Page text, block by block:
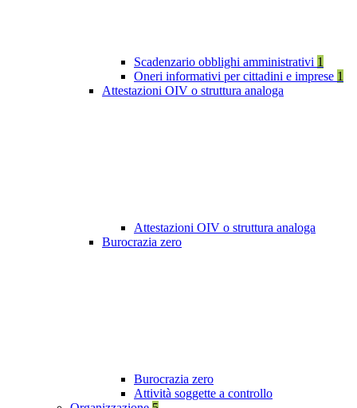
Scadenzario obblighi amministrativi 1
Oneri informativi per cittadini e imprese 1
Attestazioni OIV o struttura analoga
Attestazioni OIV o struttura analoga
Burocrazia zero
Burocrazia zero
Attività soggette a controllo